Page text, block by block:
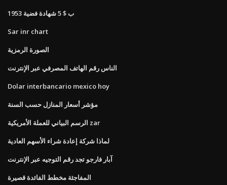
1953 ب $ 5 شهادة فضية
Sar inr chart
الصورة الرمزية
الناس رقم الهاتف المصرفي عبر الإنترنت
Dolar interbancario mexico hoy
مؤشر أسعار المنازل حسب السنة
الرسم البياني للعملة الأمريكية zar
لماذا شركة إعادة شراء الأسهم العادية
آبار فارجو تجد رقم التوجيه عبر الإنترنت
المفاجئة مخطط الفائدة قصيرة